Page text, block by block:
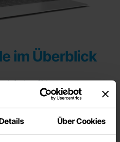
Über Cookies
im Überblick
erfüllen
Tempo
erkennen